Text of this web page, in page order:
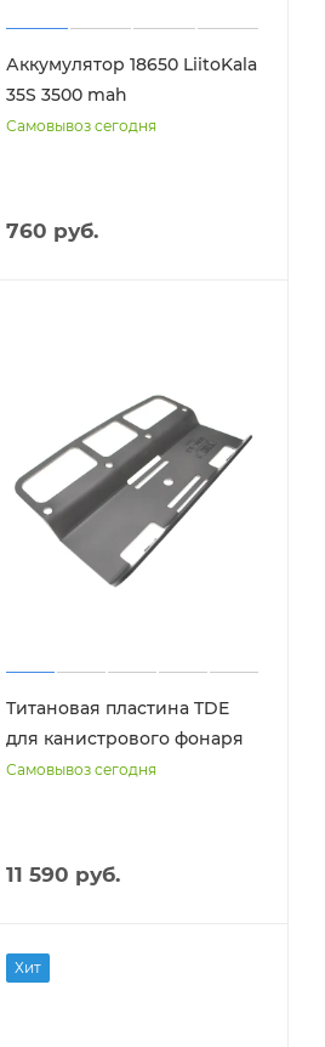
Аккумулятор 18650 LiitoKala
35S 3500 mah
Самовывоз сегодня
760 руб.
Титановая пластина TDE
для канистрового фонаря
Самовывоз сегодня
11 590 руб.
Хит